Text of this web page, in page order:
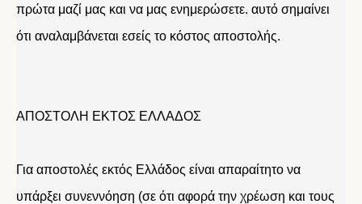
πρώτα μαζί μας και να μας ενημερώσετε. αυτό σημαίνει
ότι αναλαμβάνεται εσείς το κόστος αποστολής.
ΑΠΟΣΤΟΛΗ ΕΚΤΟΣ ΕΛΛΑΔΟΣ
Για αποστολές εκτός Ελλάδος είναι απαραίτητο να
υπάρξει συνεννόηση (σε ότι αφορά την χρέωση και τους